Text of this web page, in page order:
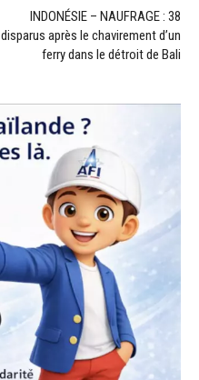
INDONÉSIE – NAUFRAGE : 38
disparus après le chavirement d’un
ferry dans le détroit de Bali